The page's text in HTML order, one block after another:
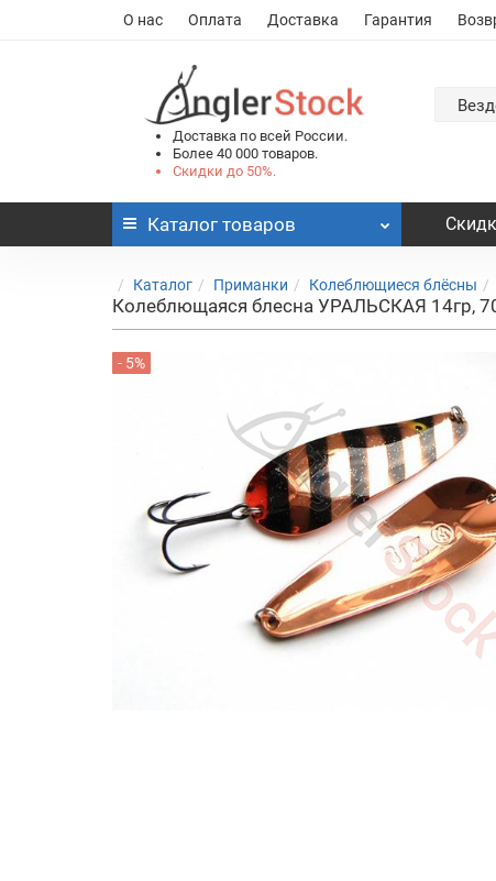
О нас Оплата Доставка Гарантия
Доставка по всей России.
Более 40 000 товаров.
Скидки до 50%.
Каталог товаров
Каталог Приманки Колеблющиеся блёсны
Колеблющаяся блесна УРАЛЬСКАЯ 14гр,
- 5%